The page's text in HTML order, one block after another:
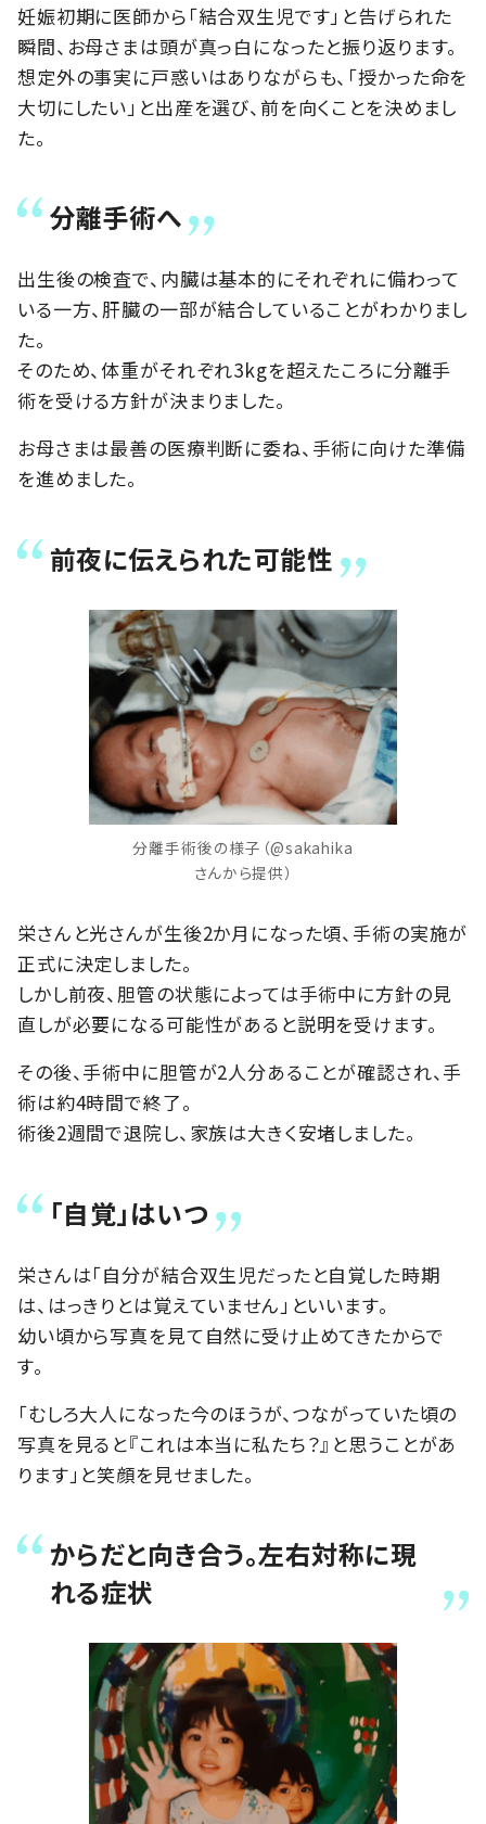
妊娠初期に医師から「結合双生児です」と告げられた
瞬間、お母さまは頭が真っ白になったと振り返ります。
想定外の事実に戸惑いはありながらも、「授かった命を
大切にしたい」と出産を選び、前を向くことを決めまし
た。
分離手術へ
出生後の検査で、内臓は基本的にそれぞれに備わって
いる一方、肝臓の一部が結合していることがわかりまし
た。
そのため、体重がそれぞれ3kgを超えたころに分離手
術を受ける方針が決まりました。
お母さまは最善の医療判断に委ね、手術に向けた準備
を進めました。
前夜に伝えられた可能性
分離手術後の様子（@sakahika
さんから提供）
栄さんと光さんが生後2か月になった頃、手術の実施が
正式に決定しました。
しかし前夜、胆管の状態によっては手術中に方針の見
直しが必要になる可能性があると説明を受けます。
その後、手術中に胆管が2人分あることが確認され、手
術は約4時間で終了。
術後2週間で退院し、家族は大きく安堵しました。
「自覚」はいつ
栄さんは「自分が結合双生児だったと自覚した時期
は、はっきりとは覚えていません」といいます。
幼い頃から写真を見て自然に受け止めてきたからで
す。
「むしろ大人になった今のほうが、つながっていた頃の
写真を見ると『これは本当に私たち？』と思うことがあ
ります」と笑顔を見せました。
からだと向き合う。左右対称に現
れる症状